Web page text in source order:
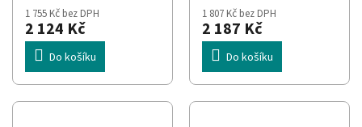
1 755 Kč bez DPH
2 124 Kč
Do košíku
1 807 Kč bez DPH
2 187 Kč
Do košíku